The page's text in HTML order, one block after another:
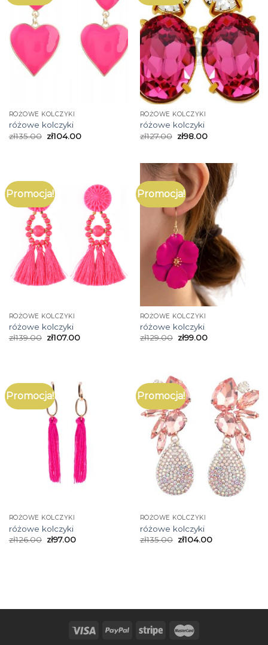
RÓŻOWE KOLCZYKI
różowe kolczyki
zł135.00 zł104.00
RÓŻOWE KOLCZYKI
różowe kolczyki
zł127.00 zł98.00
Promocja!
RÓŻOWE KOLCZYKI
różowe kolczyki
zł139.00 zł107.00
Promocja!
RÓŻOWE KOLCZYKI
różowe kolczyki
zł129.00 zł99.00
Promocja!
RÓŻOWE KOLCZYKI
różowe kolczyki
zł126.00 zł97.00
Promocja!
RÓŻOWE KOLCZYKI
różowe kolczyki
zł135.00 zł104.00